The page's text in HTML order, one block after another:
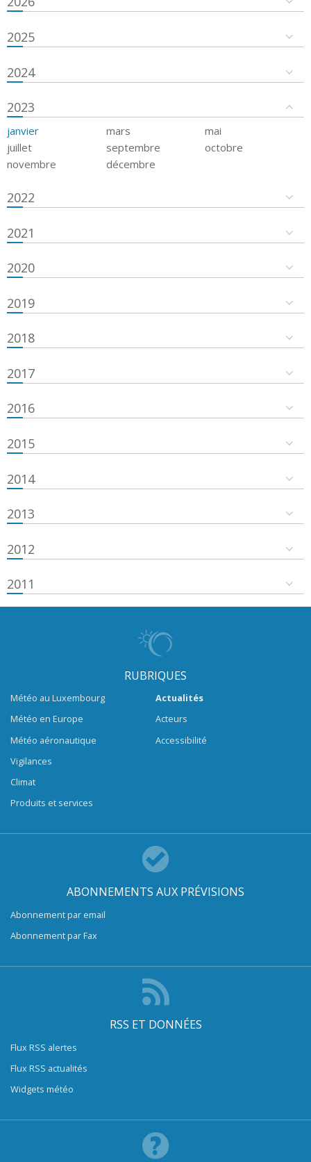
2025
2024
2023
janvier mars
mai
juillet
septembre
octobre
novembre
décembre
2022
2021
2020
2019
2018
2017
2016
2015
2014
2013
2012
2011
RUBRIQUES
Météo au Luxembourg
Météo en Europe
Météo aéronautique
Vigilances
Climat
Produits et services
Actualités
Acteurs
Accessibilité
ABONNEMENTS AUX PRÉVISIONS
Abonnement par email
Abonnement par Fax
RSS ET DONNÉES
Flux RSS alertes
Flux RSS actualités
Widgets météo